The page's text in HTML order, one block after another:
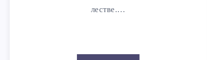
лестве.…